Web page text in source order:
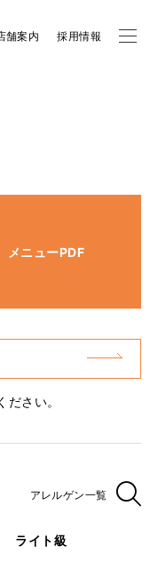
舗案内 採用情報
メニューPDF
さい。
アレルゲン一覧
ライト級